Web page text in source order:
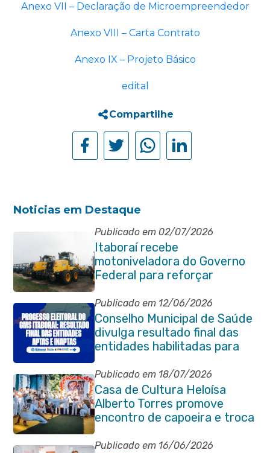
Anexo VII – Declaração de Microempreendedor
Anexo VIII – Carta Contrato
Anexo IX – Projeto Básico
edital
Compartilhe
Noticias em Destaque
Publicado em 02/07/2026
Itaboraí recebe
motoniveladora do Governo
Federal para reforçar
serviços de infraestrutura
Publicado em 12/06/2026
Conselho Municipal de Saúde
divulga resultado final das
entidades habilitadas para
eleição do quadriênio 2026-
2030
Publicado em 18/07/2026
Casa de Cultura Heloísa
Alberto Torres promove
encontro de capoeira e troca
de cordas na Praça Marechal
Floriano Peixoto
Publicado em 16/06/2026